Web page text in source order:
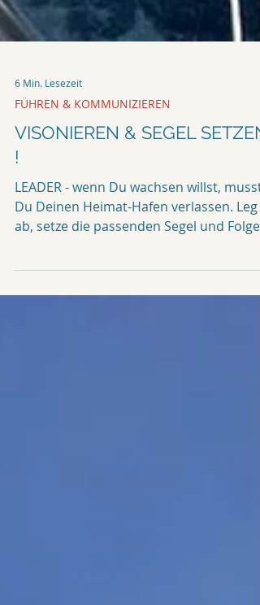
6 Min. Lesezeit
FÜHREN & KOMMUNIZIEREN
VISONIEREN & SEGEL SETZEN
!
LEADER - wenn Du wachsen willst, musst
Du Deinen Heimat-Hafen verlassen. Leg
Deiner #vision. Geh...